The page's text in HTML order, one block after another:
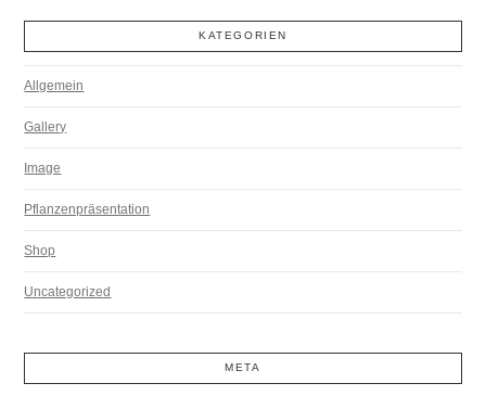
KATEGORIEN
Allgemein
Gallery
Image
Pflanzenpräsentation
Shop
Uncategorized
META